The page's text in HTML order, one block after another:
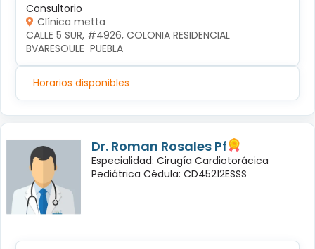
Consultorio
Clínica metta
CALLE 5 SUR, #4926, COLONIA RESIDENCIAL
BVARESOULE  PUEBLA
Horarios disponibles
Dr. Roman Rosales Pf
Especialidad: Cirugía Cardiotorácica
Pediátrica Cédula: CD45212ESSS